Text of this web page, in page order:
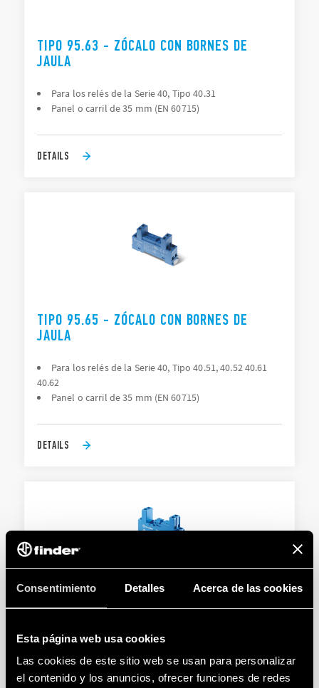
Consentimiento Detalles Acerca de las cookies
Esta página web usa cookies
Las cookies de este sitio web se usan para personalizar
el contenido y los anuncios, ofrecer funciones de redes
TIPO 95.63 - ZÓCALO CON BORNES DE
JAULA
Para los relés de la Serie 40, Tipo 40.31
Panel o carril de 35 mm (EN 60715)
DETAILS
TIPO 95.65 - ZÓCALO CON BORNES DE
JAULA
Para los relés de la Serie 40, Tipo 40.51, 40.52 40.61
40.62
Panel o carril de 35 mm (EN 60715)
DETAILS
TIPO 95.83 - ZÓCALO CON BORNES DE
Para los relés de la serie 40, tipo 40.31
Panel o carril de 35 mm (EN 60715)